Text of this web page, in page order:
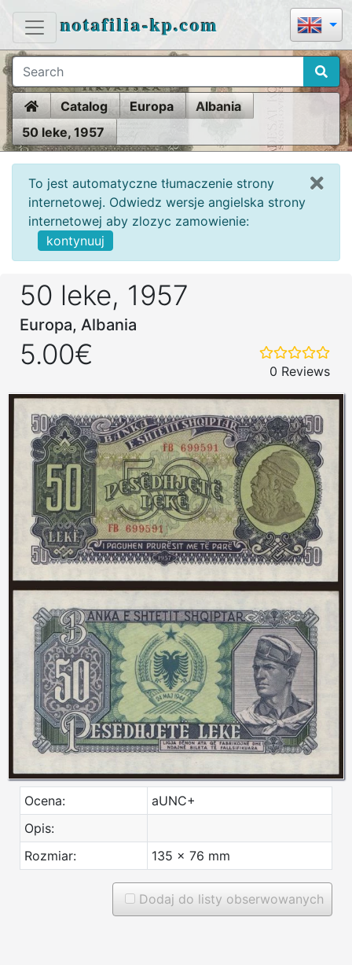
notafilia-kp.com
HomeCatalog Europa
Albania
50 leke, 1957
To jest automatyczne tłumaczenie strony
internetowej. Odwiedz wersje angielska strony
internetowej aby zlozyc zamowienie:
kontynuuj
50 leke, 1957
Europa, Albania
5.00€
0 Reviews
Ocena:
aUNC+
Opis:
Rozmiar:
135 x 76 mm
Dodaj do listy obserwowanych